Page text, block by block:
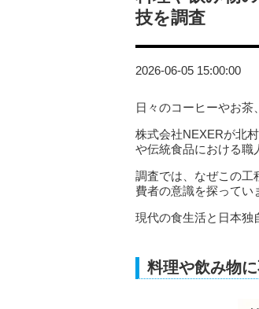
技を調査
2026-06-05 15:00:00
日々のコーヒーやお茶
株式会社NEXERが北
や伝統食品における職
調査では、なぜこの工
費者の意識を探ってい
現代の食生活と日本独
料理や飲み物